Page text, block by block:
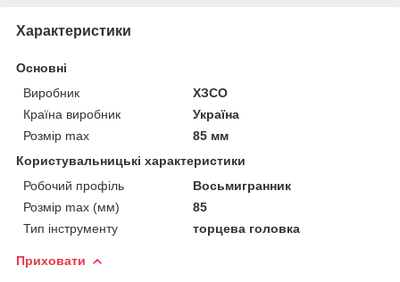
Характеристики
Основні
Виробник
ХЗСО
Країна виробник
Україна
Розмір max
85 мм
Користувальницькі характеристики
Робочий профіль
Восьмигранник
Розмір max (мм)
85
Тип інструменту
торцева головка
Приховати